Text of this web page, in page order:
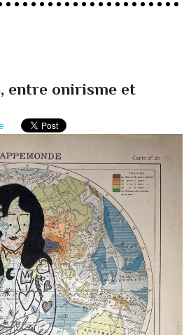
entre onirisme et